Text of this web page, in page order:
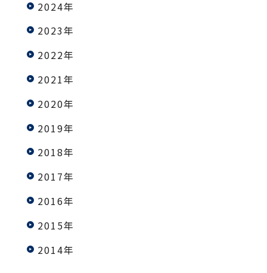
2024年
2023年
2022年
2021年
2020年
2019年
2018年
2017年
2016年
2015年
2014年